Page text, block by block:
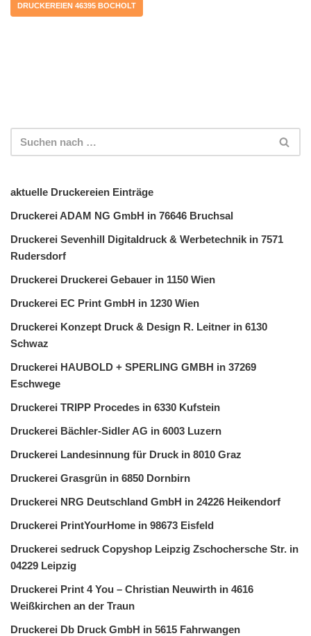
DRUCKEREIEN 46395 BOCHOLT
aktuelle Druckereien Einträge
Druckerei ADAM NG GmbH in 76646 Bruchsal
Druckerei Sevenhill Digitaldruck & Werbetechnik in 7571
Rudersdorf
Druckerei Druckerei Gebauer in 1150 Wien
Druckerei EC Print GmbH in 1230 Wien
Druckerei Konzept Druck & Design R. Leitner in 6130
Schwaz
Druckerei HAUBOLD + SPERLING GMBH in 37269
Eschwege
Druckerei TRIPP Procedes in 6330 Kufstein
Druckerei Bächler-Sidler AG in 6003 Luzern
Druckerei Landesinnung für Druck in 8010 Graz
Druckerei Grasgrün in 6850 Dornbirn
Druckerei NRG Deutschland GmbH in 24226 Heikendorf
Druckerei PrintYourHome in 98673 Eisfeld
Druckerei sedruck Copyshop Leipzig Zschochersche Str. in
04229 Leipzig
Druckerei Print 4 You – Christian Neuwirth in 4616
Weißkirchen an der Traun
Druckerei Db Druck GmbH in 5615 Fahrwangen